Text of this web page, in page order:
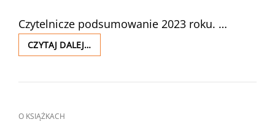
Czytelnicze podsumowanie 2023 roku. …
CZYTAJ DALEJ…NAJLEPSZE
I
KSIĄŻKI,
CAT
O KSIĄŻKACH